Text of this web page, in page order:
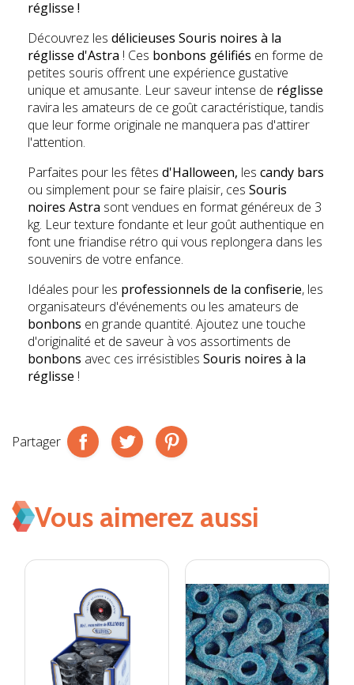
réglisse !
Découvrez les délicieuses Souris noires à la
réglisse d'Astra ! Ces bonbons gélifiés en forme de
petites souris offrent une expérience gustative
unique et amusante. Leur saveur intense de réglisse
ravira les amateurs de ce goût caractéristique, tandis
que leur forme originale ne manquera pas d'attirer
l'attention.
Parfaites pour les fêtes d'Halloween, les candy bars
ou simplement pour se faire plaisir, ces Souris
noires Astra sont vendues en format généreux de 3
kg. Leur texture fondante et leur goût authentique en
font une friandise rétro qui vous replongera dans les
souvenirs de votre enfance.
Idéales pour les professionnels de la confiserie, les
organisateurs d'événements ou les amateurs de
bonbons en grande quantité. Ajoutez une touche
d'originalité et de saveur à vos assortiments de
bonbons avec ces irrésistibles Souris noires à la
réglisse !
Partager
Vous aimerez aussi